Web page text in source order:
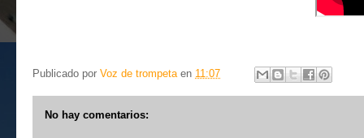
Publicado por Voz de trompeta en 11:07
No hay comentarios: